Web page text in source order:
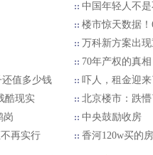
中国年轻人不
楼市惊天数据
万科新方案出
70年产权的真
还值多少钱
吓人，租金迎
酷现实
北京楼市：跌
岗
中央鼓励收房
再实行
香河120w买的